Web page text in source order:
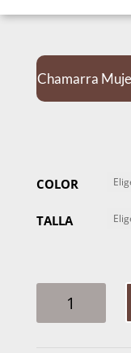
Chamarra
COLOR
TALLA
MUJER